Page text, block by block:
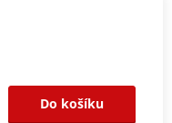
Do košíku